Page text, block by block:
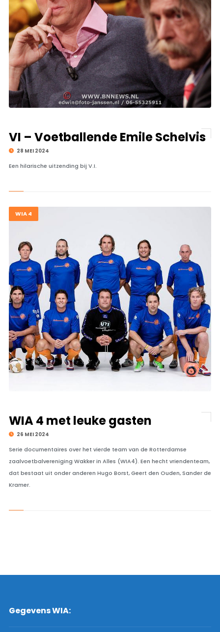
VI – Voetballende Emile Schelvis
28 MEI 2024
Een hilarische uitzending bij V.I.
WIA 4
WIA 4 met leuke gasten
26 MEI 2024
Serie documentaires over het vierde team van de Rotterdamse
zaalvoetbalvereniging Wakker in Alles (WIA4). Een hecht vriendenteam,
dat bestaat uit onder anderen Hugo Borst, Geert den Ouden, Sander de
Kramer.
Gegevens WIA: